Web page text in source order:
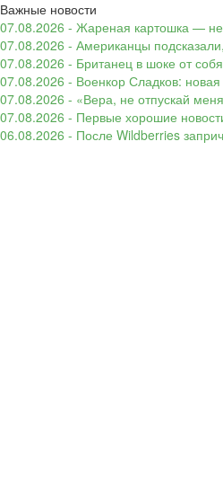
Важные новости
07.08.2026 - Жареная картошка — не
07.08.2026 - Американцы
07.08.2026 - Британец в шоке от
07.08.2026 - Военкор Сладков:
07.08.2026 - «Вера, не отпускай
07.08.2026 - Первые хорошие
06.08.2026 - После Wildberries